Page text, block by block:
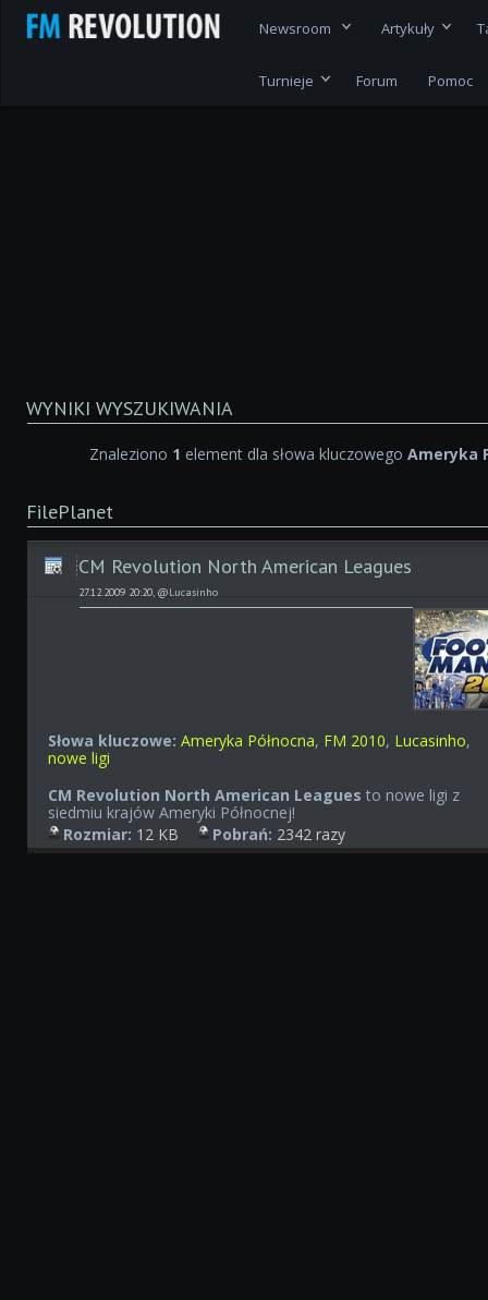
Newsroom Artykuły
Turnieje Forum Pomoc
WYNIKI WYSZUKIWANIA
Znaleziono 1 element dla słowa kluczowego Ameryka
FilePlanet
CM Revolution North American Leagues
27.12.2009 20:20, @Lucasinho
Słowa kluczowe: Ameryka Północna, FM 2010, Lucasinho,
nowe ligi
CM Revolution North American Leagues to nowe ligi z
siedmiu krajów Ameryki Północnej!
Rozmiar: 12 KB Pobrań: 2342 razy